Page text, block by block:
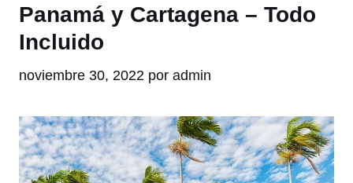
Panamá y Cartagena – Todo
Incluido
noviembre 30, 2022 por admin